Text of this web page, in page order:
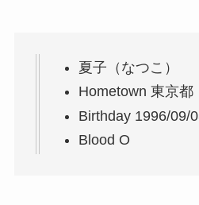
夏子（なつこ）
Hometown 東京都
Birthday 1996/09/
Blood O